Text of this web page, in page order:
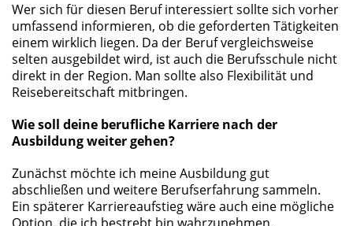
Wer sich für diesen Beruf interessiert sollte sich vorher
umfassend informieren, ob die geforderten Tätigkeiten
einem wirklich liegen. Da der Beruf vergleichsweise
selten ausgebildet wird, ist auch die Berufsschule nicht
direkt in der Region. Man sollte also Flexibilität und
Reisebereitschaft mitbringen.
Wie soll deine berufliche Karriere nach der
Ausbildung weiter gehen?
Zunächst möchte ich meine Ausbildung gut
abschließen und weitere Berufserfahrung sammeln.
Ein späterer Karriereaufstieg wäre auch eine mögliche